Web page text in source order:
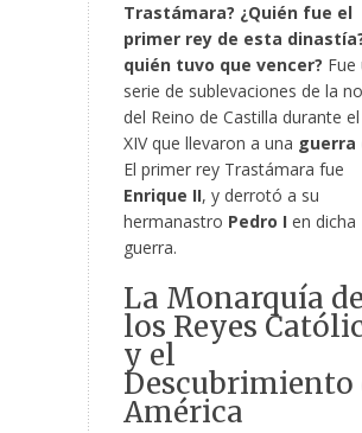
Trastámara? ¿Quién fue el
primer rey de esta
quién tuvo que vencer? Fue
serie de sublevaciones de la
del Reino de Castilla durante
XIV que llevaron a una guerra
El primer rey Trastámara fue
Enrique II, y derrotó a su
hermanastro Pedro I en dicha
guerra.
La Monarquía de
los Reyes
y el
Descubrimiento
América